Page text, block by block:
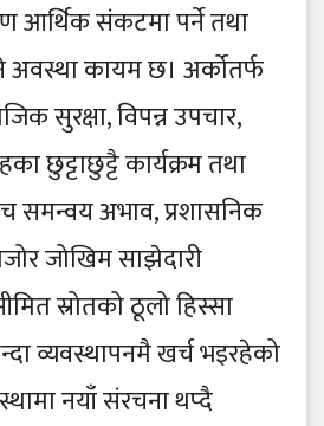
आर्थिक संकटमा पर्ने तथा
अवस्था कायम छ। अर्कोतर्फ
सुरक्षा, विपन्न उपचार,
छुट्टाछुट्टै कार्यक्रम तथा
समन्वय अभाव, प्रशासनिक
जोखिम साझेदारी
स्रोतको ठूलो हिस्सा
व्यवस्थापनमै खर्च भइरहेको
नयाँ संरचना थप्दै